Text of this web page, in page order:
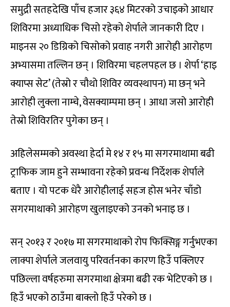
समुद्री सतहदेखि पाँच हजार ३६४ मिटरको उचाइको आधार
शिविरमा अध्याधिक चिसो रहेको शेर्पाले जानकारी दिए ।
माइनस २० डिग्रिको चिसोको प्रवाह नगरी आरोही आरोहण
अभ्यासमा तल्लिन छन् । शिविरमा चहलपहल छ । शेर्पा ‘हाइ
क्याप्स सेट’ (तेस्रो र चौथो शिविर व्यवस्थापन) मा छन् भने
आरोही लुक्ला नाम्चे, वेसक्याम्पमा छन् । आधा जसो आरोही
तेस्रो शिविरतिर पुगेका छन् ।
अहिलेसम्मको अवस्था हेर्दा मे १४ र १५ मा सगरमाथामा बढी
ट्राफिक जाम हुने सम्भावना रहेको प्रवन्ध निर्देशक शेर्पाले
बताए । यो पटक धेरै आरोहीलाई सहज होस भनेर चाँडो
सगरमाथाको आरोहण खुलाइएको उनको भनाइ छ ।
सन् २०१३ र २०१७ मा सगरमाथाको रोप फिक्सिङ्ग गर्नुभएका
लाक्पा शेर्पाले जलवायु परिवर्तनका कारण हिउँ पक्लिएर
पछिल्ला वर्षहरुमा सगरमाथा क्षेत्रमा बढी रक भेटिएको छ ।
हिउँ भएको ठाउँमा बाक्लो हिउँ परेको छ ।